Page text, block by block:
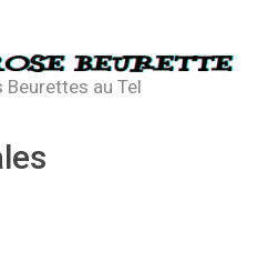
Beurettes au Tel